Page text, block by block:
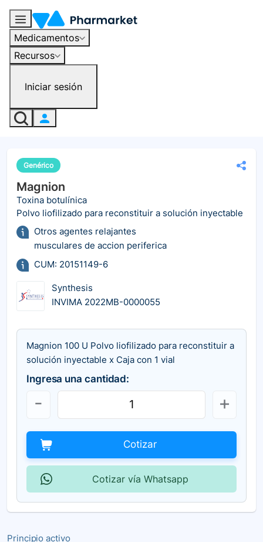
Medicamentos
Recursos
Iniciar sesión
Principio activo
Genérico
Magnion
Toxina botulínica
Polvo liofilizado para reconstituir a solución inyectable
Otros agentes relajantes
musculares de accion periferica
CUM: 20151149-6
Synthesis
INVIMA 2022MB-0000055
Magnion 100 U Polvo liofilizado para reconstituir a
solución inyectable x Caja con 1 vial
Ingresa una cantidad:
Cotizar
Cotizar vía Whatsapp